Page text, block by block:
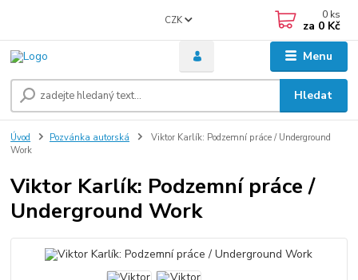
Menu
CZK
Hledat
0 ks
za 0 Kč
Úvod Pozvánka autorská
Viktor Karlík: Podzemní práce / Underground
Work
Viktor Karlík: Podzemní práce /
Underground Work